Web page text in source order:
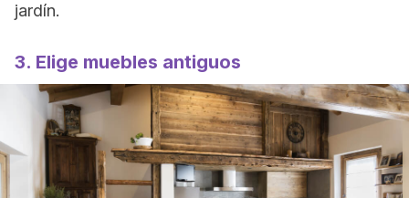
jardín.
3. Elige muebles antiguos